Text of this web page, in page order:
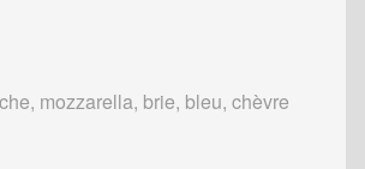
mozzarella, brie, bleu, chèvre